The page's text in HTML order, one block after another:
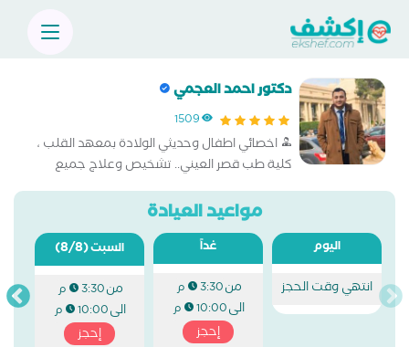
دكتور احمد العجمي
1509
اخصائي اطفال وحديثي الولادة بمعهد القلب ،
كلية طب قصر العيني.. تشخيص وعلاج جميع
أمراض الأطفال الحادة والمزمنة (نزلات البرد،
الحساسية، الصدر، الجهاز الهضمي، العدوى)
مواعيد العيادة
اليوم
انتهي وقت الحجز
غداً
من3:30 م
الى10:00 م
إحجز
السبت(8/8)
من3:30 م
الى10:00 م
إحجز